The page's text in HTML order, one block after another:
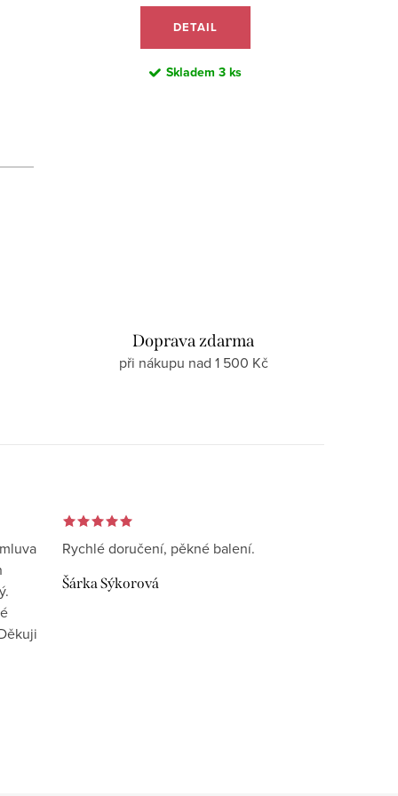
DETAIL
Skladem 3 ks
Doprava zdarma
při nákupu nad 1 500 Kč
Rychlé doručení, pěkné balení.
Šárka Sýkorová